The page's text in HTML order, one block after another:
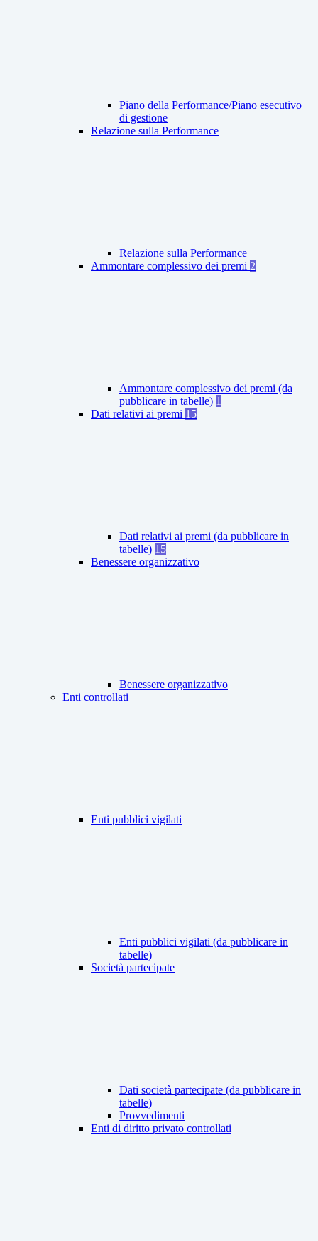
Piano della Performance/Piano esecutivo
di gestione
Relazione sulla Performance
Relazione sulla Performance
Ammontare complessivo dei premi 2
Ammontare complessivo dei premi (da
pubblicare in tabelle) 1
Dati relativi ai premi 15
Dati relativi ai premi (da pubblicare in
tabelle) 15
Benessere organizzativo
Benessere organizzativo
Enti controllati
Enti pubblici vigilati
Enti pubblici vigilati (da pubblicare in
tabelle)
Società partecipate
Dati società partecipate (da pubblicare in
tabelle)
Provvedimenti
Enti di diritto privato controllati